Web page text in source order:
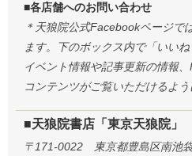
■各店舗へのお問い合わせ
＊天狼院公式Facebookページで
ます。下のボックス内で「いい
イベント情報や記事更新の情報
コンテンツがご覧いただけるよう
■天狼院書店「東京天狼院」
〒171-0022 東京都豊島区南池